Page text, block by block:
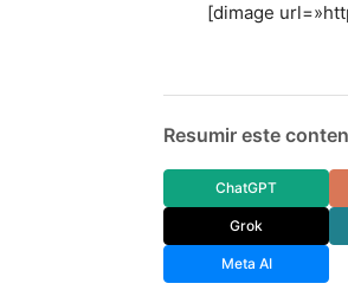
[dimage
Resumir este
ChatGPT
Grok
Meta AI